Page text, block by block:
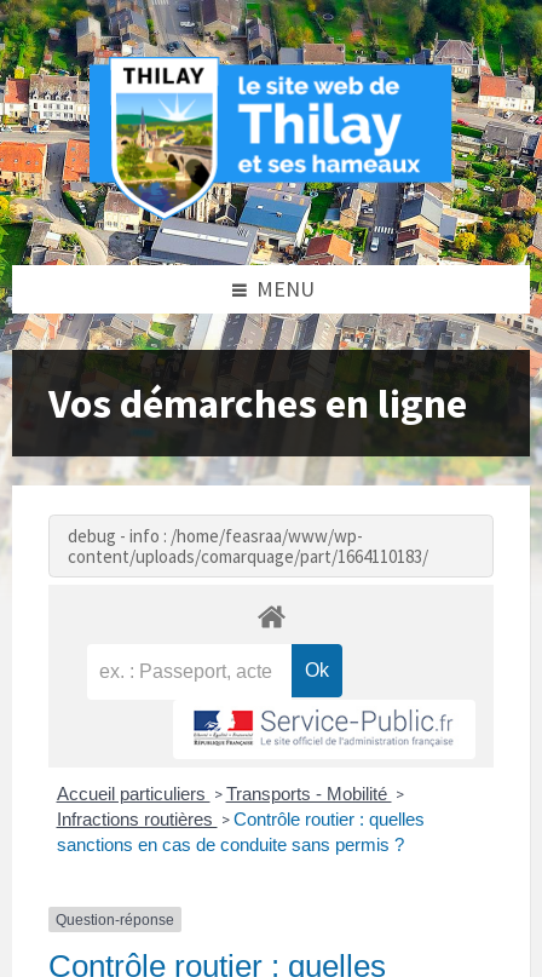
Skip
to
content
Skip
to
left
sidebar
Skip
to
footer
MENU
Vos démarches en ligne
debug - info : /home/feasraa/www/wp-
content/uploads/comarquage/part/1664110183/
Accueil particuliers > Transports - Mobilité >
Infractions routières > Contrôle routier : quelles
sanctions en cas de conduite sans permis ?
Question-réponse
Contrôle routier : quelles